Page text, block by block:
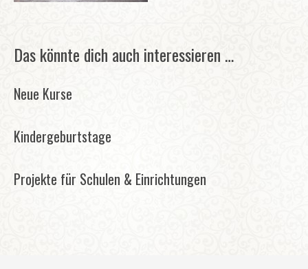
Das könnte dich auch interessieren …
Neue Kurse
Kindergeburtstage
Projekte für Schulen & Einrichtungen